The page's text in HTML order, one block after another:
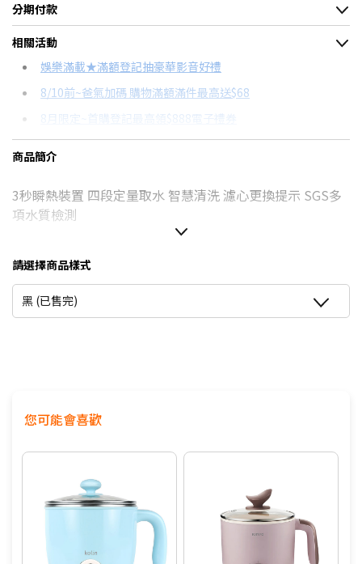
分期付款
＊實際可分期數、適用利率，請以購物車顯示為主
信用卡分期
分期數
12期
每期金額
$319
配合銀行/業者
18家銀行/業者
相關活動
娛樂滿載★滿額登記抽豪華影音好禮
8/10前~爸氣加碼 購物滿額滿件最高送$68
8月限定~首購登記最高領$888電子禮券
台灣大哥大Open Possible聯名卡滿額最高回饋25%
商品簡介
3秒瞬熱裝置 四段定量取水 智慧清洗 濾心更換提示 SGS多
項水質檢測
請選擇商品樣式
黑 (已售完)
您可能會喜歡